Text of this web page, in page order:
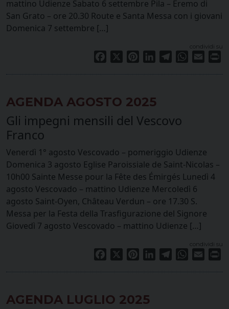
mattino Udienze Sabato 6 settembre Pila – Eremo di
San Grato – ore 20.30 Route e Santa Messa con i giovani
Domenica 7 settembre […]
condividi su
Facebook PinterestLinkedInTelegramWhatsApp
Email
AGENDA AGOSTO 2025
Gli impegni mensili del Vescovo
Franco
Venerdì 1° agosto Vescovado – pomeriggio Udienze
Domenica 3 agosto Eglise Paroissiale de Saint-Nicolas –
10h00 Sainte Messe pour la Fête des Émirgés Lunedì 4
agosto Vescovado – mattino Udienze Mercoledì 6
agosto Saint-Oyen, Château Verdun – ore 17.30 S.
Messa per la Festa della Trasfigurazione del Signore
Giovedì 7 agosto Vescovado – mattino Udienze […]
condividi su
Facebook PinterestLinkedInTelegramWhatsApp
Email
AGENDA LUGLIO 2025